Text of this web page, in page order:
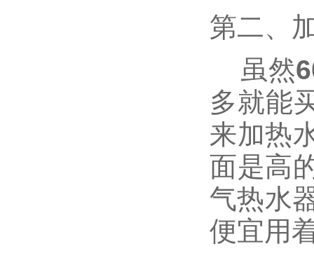
第二、
虽然
多就能
来加热
面是高
气热水
便宜用